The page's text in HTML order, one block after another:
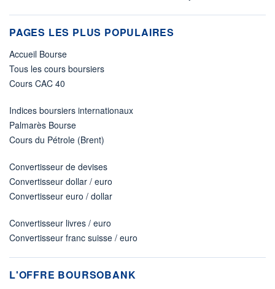
PAGES LES PLUS POPULAIRES
Accueil Bourse
Tous les cours boursiers
Cours CAC 40
Indices boursiers internationaux
Palmarès Bourse
Cours du Pétrole (Brent)
Convertisseur de devises
Convertisseur dollar / euro
Convertisseur euro / dollar
Convertisseur livres / euro
Convertisseur franc suisse / euro
L'OFFRE BOURSOBANK